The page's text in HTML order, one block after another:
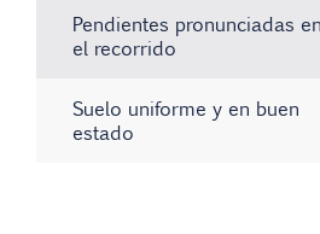
Pendientes pronunciadas en
el recorrido
Suelo uniforme y en buen
estado